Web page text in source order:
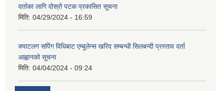
दर्ताका लागि दोस्रो पटक प्रकासित सूचना
मिति: 04/29/2024 - 16:59
क्याटलग सपिंग विधिबाट एम्बुलेन्स खरिद सम्बन्धी सिलबन्दी प्रस्ताव दर्ता
आह्वानको सूचना
मिति: 04/04/2024 - 09:24